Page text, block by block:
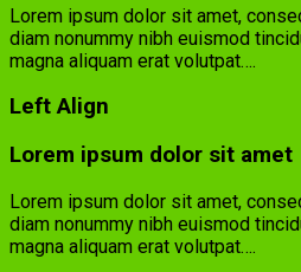
Lorem ipsum dolor sit amet,
diam nonummy nibh euismod
magna aliquam erat volutpat….
Left Align
Lorem ipsum dolor sit amet
Lorem ipsum dolor sit amet,
diam nonummy nibh euismod
magna aliquam erat volutpat….